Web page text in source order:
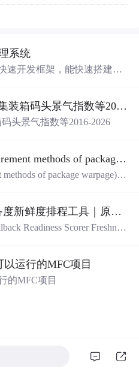
系统
速开发框架，能快速搭建应
键生成api接口代码，一键生
基于 Gin和 Vue3的Arco D
开发简单，极易上手、代
Go优秀性能框架性能和并
小。
NPI综合景气指数 NPI集装箱码头景气指数等2016-2026
头景气指数等2016-2026
JEITA ED-7306 (Measurement methods of package warpage).pdf
of package warpage).p
自主编码变更回滚准备度新鲜度排程工具｜原创源码+测试+离线报告
Readiness Scorer Freshnes
度、证据有效期和负责人安
HTML/SVG报告、测试与
运行的MFC项目
的MFC项目